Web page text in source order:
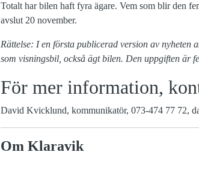
Totalt har bilen haft fyra ägare. Vem som blir den
avslut 20 november.
Rättelse: I en första publicerad version av nyheten
som visningsbil, också ägt bilen. Den uppgiften är
För mer information,
David Kvicklund, kommunikatör, 073-474 77 72,
Om Klaravik